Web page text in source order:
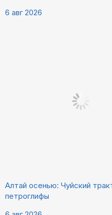
6 авг 2026
Алтай осенью: Чуйский
петроглифы